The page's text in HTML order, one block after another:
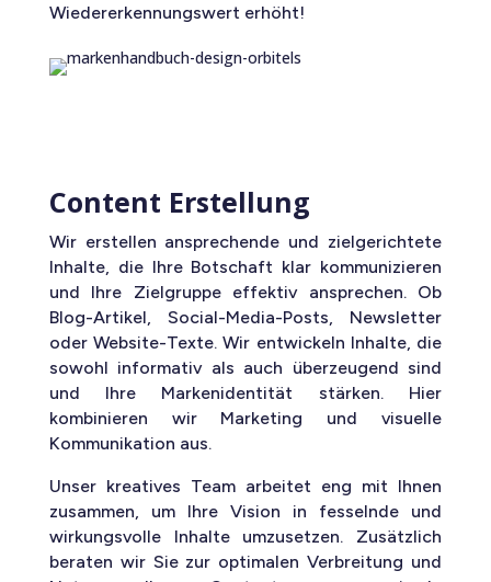
Wiedererkennungswert erhöht!
Content Erstellung
Wir erstellen ansprechende und zielgerichtete
Inhalte, die Ihre Botschaft klar kommunizieren
und Ihre Zielgruppe effektiv ansprechen. Ob
Blog-Artikel, Social-Media-Posts, Newsletter
oder Website-Texte. Wir entwickeln Inhalte, die
sowohl informativ als auch überzeugend sind
und Ihre Markenidentität stärken. Hier
kombinieren wir Marketing und visuelle
Kommunikation aus.
Unser kreatives Team arbeitet eng mit Ihnen
zusammen, um Ihre Vision in fesselnde und
wirkungsvolle Inhalte umzusetzen. Zusätzlich
beraten wir Sie zur optimalen Verbreitung und